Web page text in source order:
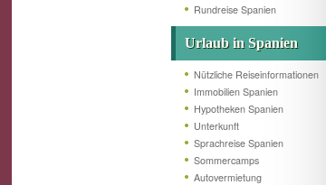
Rundreise Spanien
Urlaub in Spanien
Nützliche Reiseinformationen
Immobilien Spanien
Hypotheken Spanien
Unterkunft
Sprachreise Spanien
Sommercamps
Autovermietung